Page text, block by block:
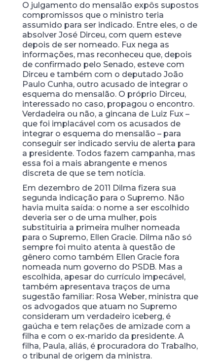
O julgamento do mensalão expôs supostos
compromissos que o ministro teria
assumido para ser indicado. Entre eles, o de
absolver José Dirceu, com quem esteve
depois de ser nomeado. Fux nega as
informações, mas reconheceu que, depois
de confirmado pelo Senado, esteve com
Dirceu e também com o deputado João
Paulo Cunha, outro acusado de integrar o
esquema do mensalão. O próprio Dirceu,
interessado no caso, propagou o encontro.
Verdadeira ou não, a gincana de Luiz Fux –
que foi implacável com os acusados de
integrar o esquema do mensalão – para
conseguir ser indicado serviu de alerta para
a presidente. Todos fazem campanha, mas
essa foi a mais abrangente e menos
discreta de que se tem notícia.
Em dezembro de 2011 Dilma fizera sua
segunda indicação para o Supremo. Não
havia muita saída: o nome a ser escolhido
deveria ser o de uma mulher, pois
substituiria a primeira mulher nomeada
para o Supremo, Ellen Gracie. Dilma não só
sempre foi muito atenta à questão de
gênero como também Ellen Gracie fora
nomeada num governo do PSDB. Mas a
escolhida, apesar do currículo impecável,
também apresentava traços de uma
sugestão familiar: Rosa Weber, ministra que
os advogados que atuam no Supremo
consideram um verdadeiro iceberg, é
gaúcha e tem relações de amizade com a
filha e com o ex-marido da presidente. A
filha, Paula, aliás, é procuradora do Trabalho,
o tribunal de origem da ministra.